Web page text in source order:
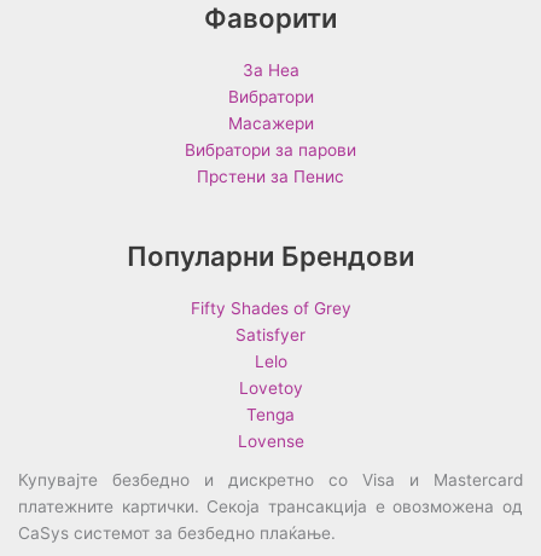
Фаворити
За Неа
Вибратори
Масажери
Вибратори за парови
Прстени за Пенис
Популарни Брендови
Fifty Shades of Grey
Satisfyer
Lelo
Lovetoy
Tenga
Lovense
Купувајте безбедно и дискретно со Visa и Mastercard
платежните картички. Секоја трансакција е овозможена од
CaSys системот за безбедно плаќање.